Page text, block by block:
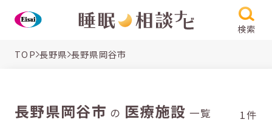
検索
TOP 長野県 長野県岡谷市
長野県岡谷市 の 医療施設 一覧 1件